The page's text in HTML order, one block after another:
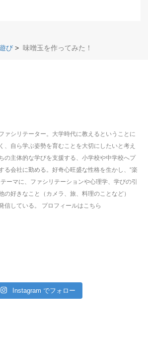
び > 味噌玉を作ってみた！
ァシリテーター。大学時代に教えるということに
、自ら学ぶ姿勢を育むことを大切にしたいと考え
の主体的な学びを支援する、小学校や中学校へプ
る会社に勤める。好奇心旺盛な性格を生かし、“楽
ーマに、ファシリテーションや心理学、学びの引
の好きなこと（カメラ、旅、料理のことなど）
信している。 プロフィールは こちら
Instagram でフォロー